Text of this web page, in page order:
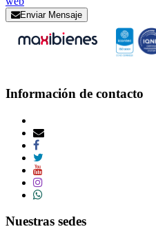
Enviar Mensaje
Información de contacto
Nuestras sedes